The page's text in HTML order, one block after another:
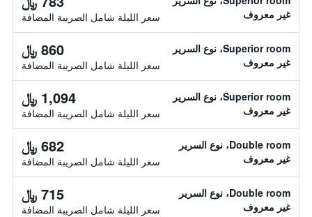
غير معروف
سعر الليلة شامل الصريبة المضافة
Superior room، نوع السرير
غير معروف
860 ﷼
سعر الليلة شامل الصريبة المضافة
Superior room، نوع السرير
غير معروف
1,094 ﷼
سعر الليلة شامل الصريبة المضافة
Double room، نوع السرير
غير معروف
682 ﷼
سعر الليلة شامل الصريبة المضافة
Double room، نوع السرير
غير معروف
715 ﷼
سعر الليلة شامل الصريبة المضافة